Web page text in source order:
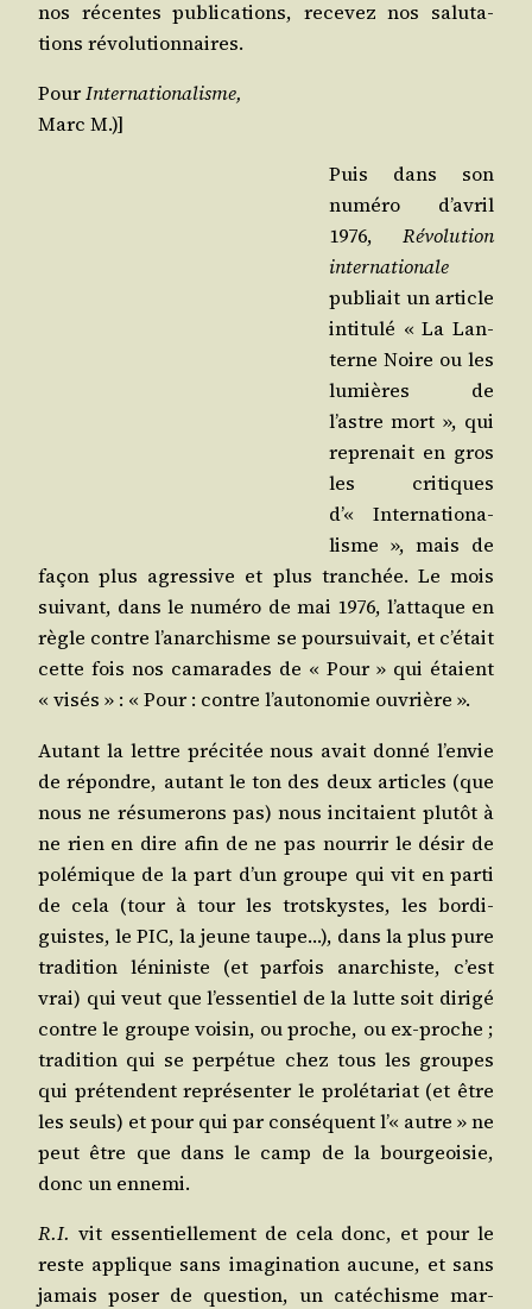
nos récentes publi­ca­tions, rece­vez nos salu­ta­
tions révolutionnaires.
PourInter­na­tio­na­lisme,
Marc M.)]
Puis dans son
numé­ro d’a­vril
1976, Révo­lu­tion
inter­na­tio­nale
publiait un article
inti­tu­lé « La Lan­
terne Noire ou les
lumières de
l’astre mort », qui
repre­nait en gros
les cri­tiques
d’« Inter­na­tio­na­
lisme », mais de
façon plus agres­sive et plus tran­chée. Le mois
sui­vant, dans le numé­ro de mai 1976, l’at­taque en
règle contre l’a­nar­chisme se pour­sui­vait, et c’é­tait
cette fois nos cama­rades de « Pour » qui étaient
« visés » : « Pour : contre l’au­to­no­mie ouvrière ».
Autant la lettre pré­ci­tée nous avait don­né l’en­vie
de répondre, autant le ton des deux articles (que
nous ne résu­me­rons pas) nous inci­taient plu­tôt à
ne rien en dire afin de ne pas nour­rir le désir de
polé­mique de la part d’un groupe qui vit en par­ti
de cela (tour à tour les trots­kystes, les bor­di­
guistes, le PIC, la jeune taupe…), dans la plus pure
tra­di­tion léni­niste (et par­fois anar­chiste, c’est
vrai) qui veut que l’es­sen­tiel de la lutte soit diri­gé
contre le groupe voi­sin, ou proche, ou ex-proche ;
tra­di­tion qui se per­pé­tue chez tous les groupes
qui pré­tendent repré­sen­ter le pro­lé­ta­riat (et être
les seuls) et pour qui par consé­quent l’« autre » ne
peut être que dans le camp de la bour­geoi­sie,
donc un ennemi.
R.I. vit essen­tiel­le­ment de cela donc, et pour le
reste applique sans ima­gi­na­tion aucune, et sans
jamais poser de ques­tion, un caté­chisme mar­